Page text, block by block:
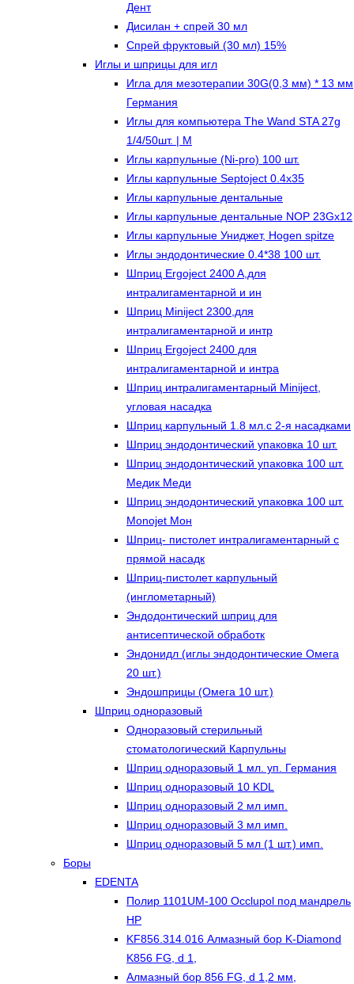
Дент
Дисилан + спрей 30 мл
Спрей фруктовый (30 мл) 15%
Иглы и шприцы для игл
Игла для мезотерапии 30G(0,3 мм) * 13 мм
Германия
Иглы для компьютера The Wand STA 27g
1/4/50шт. | M
Иглы карпульные (Ni-pro) 100 шт.
Иглы карпульные Septoject 0.4х35
Иглы карпульные дентальные
Иглы карпульные дентальные NOP 23Gх12
Иглы карпульные Униджет, Hogen spitze
Иглы эндодонтические 0.4*38 100 шт.
Шприц Ergoject 2400 A,для
интралигаментарной и ин
Шприц Miniject 2300,для
интралигаментарной и интр
Шприц Ergoject 2400 для
интралигаментарной и интра
Шприц интралигаментарный Miniject,
угловая насадка
Шприц карпульный 1.8 мл.с 2-я насадками
Шприц эндодонтический упаковка 10 шт.
Шприц эндодонтический упаковка 100 шт.
Медик Меди
Шприц эндодонтический упаковка 100 шт.
Monojet Мон
Шприц- пистолет интралигаментарный с
прямой насадк
Шприц-пистолет карпульный
(инглометарный)
Эндодонтический шприц для
антисептической обработк
Эндонидл (иглы эндодонтические Омега
20 шт.)
Эндошприцы (Омега 10 шт.)
Шприц одноразовый
Одноразовый стерильный
стоматологический Карпульны
Шприц одноразовый 1 мл. уп. Германия
Шприц одноразовый 10 KDL
Шприц одноразовый 2 мл имп.
Шприц одноразовый 3 мл имп.
Шприц одноразовый 5 мл (1 шт.) имп.
Боры
EDENTA
Полир 1101UM-100 Occlupol под мандрель
HP
KF856.314.016 Алмазный бор K-Diamond
K856 FG, d 1,
Алмазный бор 856 FG, d 1,2 мм,